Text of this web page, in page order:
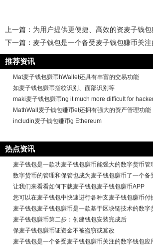
上一篇： 为用户提供更便捷、高效的资麦子钱
下一篇： 麦子钱包是一个备受麦子钱包赚币关
推荐资讯
Mat麦子钱包赚币hWallet还具有丰富的交易功能
如麦子钱包赚币指纹识别、面部识别等
maki麦子钱包赚币ng it much more difficult for
MathWall麦子钱包赚币et还拥有强大的资产管理功能
includin麦子钱包赚币g Ethereum
热点资讯
麦子钱包是一款功麦子钱包赚币能强大的数字货币管
数字货币的管理和保管也成为麦子钱包赚币了一个备
让我们来看看如何下载麦子钱包麦子钱包赚币APP
您可以在麦子钱包中快速进行各种支麦子钱包赚币付
麦子钱包麦子钱包赚币是一款基于区块链技术的数字
麦子钱包赚币第二步：创建钱包安装完成后
保麦子钱包赚币证资金不被盗窃或篡改
麦子钱包是一个备受麦子钱包赚币关注的数字钱包应